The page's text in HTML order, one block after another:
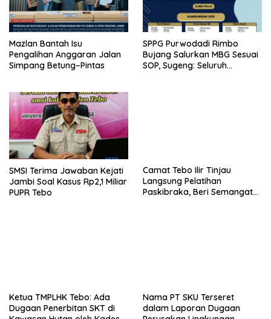
Mazlan Bantah Isu
Pengalihan Anggaran Jalan
Simpang Betung–Pintas
SPPG Purwodadi Rimbo
Bujang Salurkan MBG Sesuai
SOP, Sugeng: Seluruh
SMSI Terima Jawaban Kejati
Jambi Soal Kasus Rp2,1 Miliar
PUPR Tebo
Camat Tebo Ilir Tinjau
Langsung Pelatihan
Paskibraka, Beri Semangat
Ketua TMPLHK Tebo: Ada
Dugaan Penerbitan SKT di